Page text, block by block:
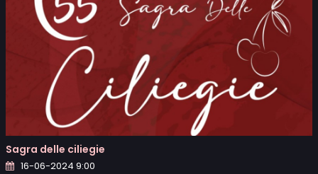
Sagra delle ciliegie
16-06-2024 9:00